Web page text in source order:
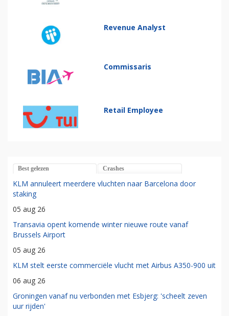
Revenue Analyst
Commissaris
Retail Employee
Best gelezen Crashes
KLM annuleert meerdere vluchten naar Barcelona door
staking
05 aug 26
Transavia opent komende winter nieuwe route vanaf
Brussels Airport
05 aug 26
KLM stelt eerste commerciële vlucht met Airbus A350-900 uit
06 aug 26
Groningen vanaf nu verbonden met Esbjerg: 'scheelt zeven
uur rijden'